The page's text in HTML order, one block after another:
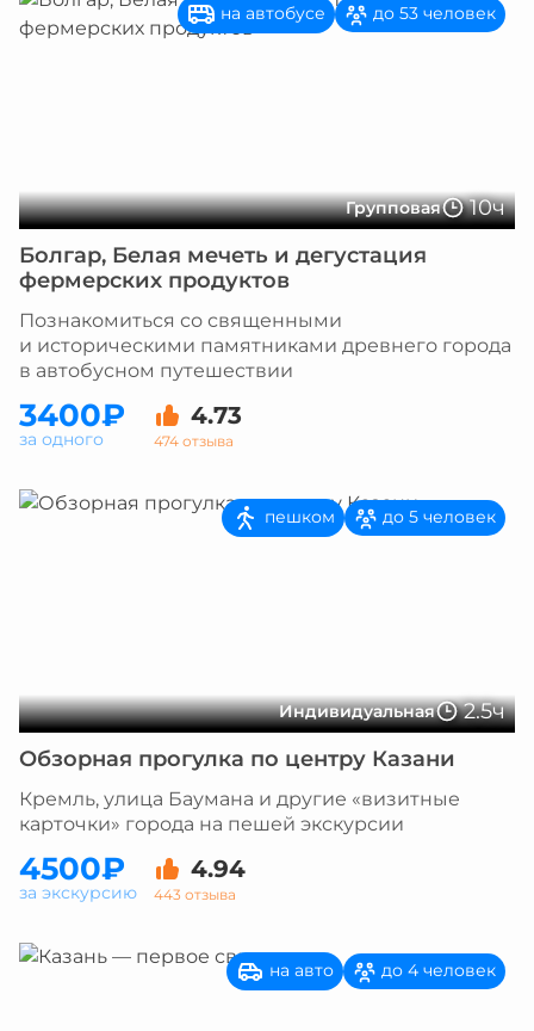
Групповая 10ч
на автобусе до 53 человек
Болгар, Белая мечеть и дегустация
фермерских продуктов
Познакомиться со священными
и историческими памятниками древнего города
в автобусном путешествии
3400₽ 4.73
474 отзыва
за одного
Индивидуальная 2.5ч
пешком до 5 человек
Обзорная прогулка по центру Казани
Кремль, улица Баумана и другие «визитные
карточки» города на пешей экскурсии
4500₽ 4.94
443 отзыва
за экскурсию
на авто до 4 человек